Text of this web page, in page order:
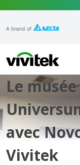
Vivitek
Le
avec
Vivitek